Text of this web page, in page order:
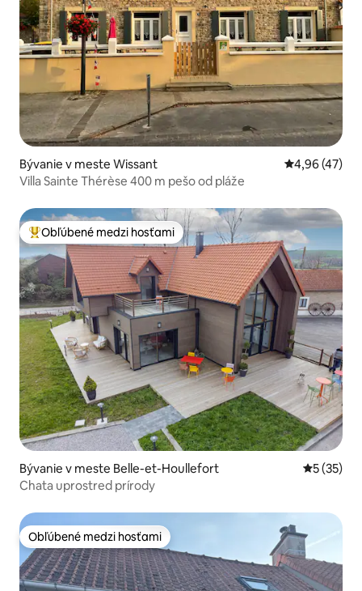
Bývanie v meste Wissant Priemerné
4,96 (47)
Villa Sainte Thérèse 400 m pešo od pláže
Najobľúbenejšie medzi hosťami
Obľúbené medzi hosťami
Bývanie v meste Belle-et-Houllefort
5 (35)
Chata uprostred prírody
Obľúbené medzi hosťami
Obľúbené medzi hosťami